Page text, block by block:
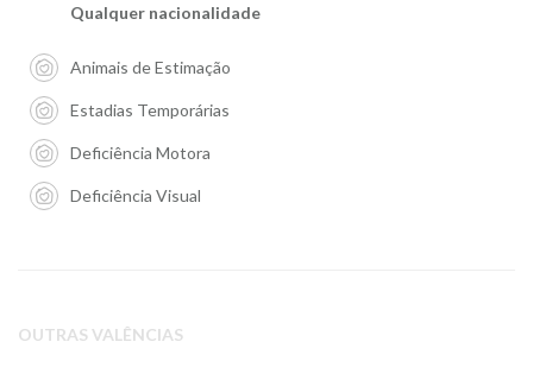
Qualquer nacionalidade
Animais de Estimação
Estadias Temporárias
Deficiência Motora
Deficiência Visual
OUTRAS VALÊNCIAS